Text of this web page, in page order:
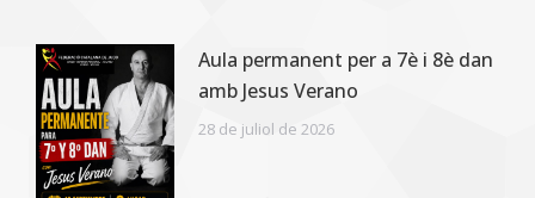
Aula permanent per a 7è i 8è dan
amb Jesus Verano
28 de juliol de 2026